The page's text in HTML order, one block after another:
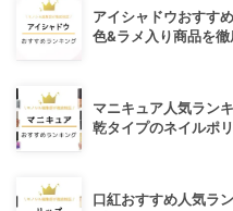
アイシャドウおすす
色&ラメ入り商品を徹
マニキュア人気ラン
乾タイプのネイルポ
口紅おすすめ人気ラ